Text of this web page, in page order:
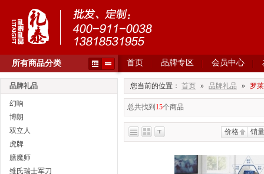
所有商品分类 首页 品牌专区 会员中心
您当前的位置： 首页 » 品牌礼品 » 罗
总共找到 15个商品
价格 销量
品牌礼品
幻响
博朗
双立人
虎牌
膳魔师
维氏瑞士军刀